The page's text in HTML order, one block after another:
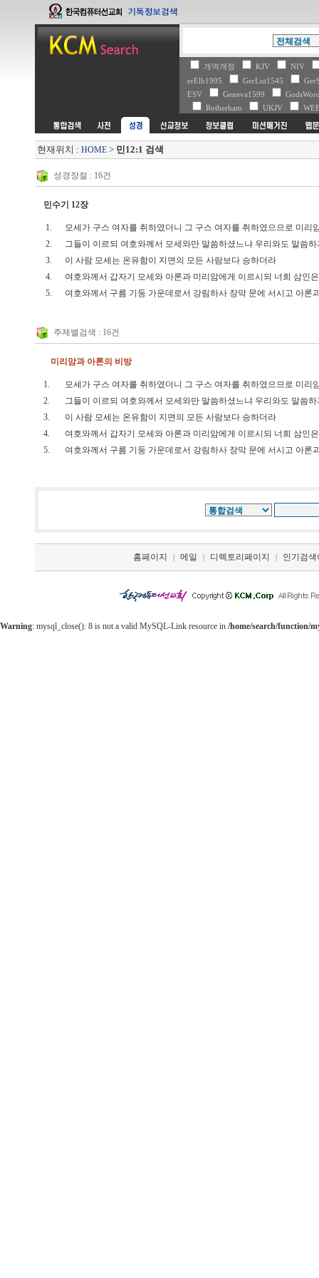
개역개정 KJV
NIV
erElb1905
GerLut1545
ESV
Geneva1599
Rotherham
UKJV
현재위치 : HOME > 민12:1 검색
성경장절 : 16건
민수기 12장
1.
모세가 구스 여자를 취하였더니 그 구스 여자를 취하였으므로 미
2.
그들이 이르되 여호와께서 모세와만 말씀하셨느냐 우리와도 말씀
3.
이 사람 모세는 온유함이 지면의 모든 사람보다 승하더라
4.
여호와께서 갑자기 모세와 아론과 미리암에게 이르시되 너희 삼
5.
여호와께서 구름 기둥 가운데로서 강림하사 장막 문에 서시고 아
주제별검색 : 16건
미리암과 아론의 비방
1.
모세가 구스 여자를 취하였더니 그 구스 여자를 취하였으므로 미
2.
그들이 이르되 여호와께서 모세와만 말씀하셨느냐 우리와도 말씀
3.
이 사람 모세는 온유함이 지면의 모든 사람보다 승하더라
4.
여호와께서 갑자기 모세와 아론과 미리암에게 이르시되 너희 삼
5.
여호와께서 구름 기둥 가운데로서 강림하사 장막 문에 서시고 아
홈페이지 | 메일 | 디렉토리페이지 | 인기검색
Warning: mysql_close(): 8 is not a valid MySQL-Link resource in /home/search/function/